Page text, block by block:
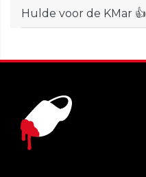
Hulde voor de KMar 👍